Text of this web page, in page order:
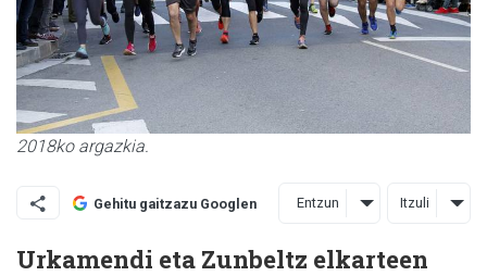
2018ko argazkia.
Gehitu gaitzazu Googlen Entzun Itzuli
Urkamendi eta Zunbeltz elkarteen